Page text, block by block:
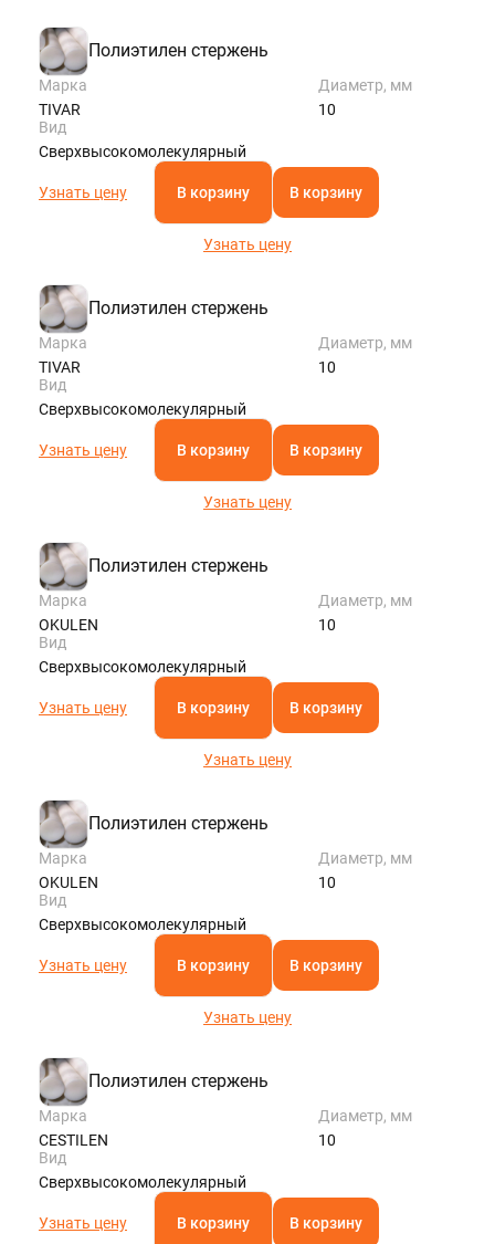
Полиэтилен стержень
Марка
TIVAR
Диаметр, мм
10
Вид
Сверхвысокомолекулярный
Узнать цену В корзину В корзину
Узнать цену
Полиэтилен стержень
Марка
TIVAR
Диаметр, мм
10
Вид
Сверхвысокомолекулярный
Узнать цену В корзину В корзину
Узнать цену
Полиэтилен стержень
Марка
OKULEN
Диаметр, мм
10
Вид
Сверхвысокомолекулярный
Узнать цену В корзину В корзину
Узнать цену
Полиэтилен стержень
Марка
OKULEN
Диаметр, мм
10
Вид
Сверхвысокомолекулярный
Узнать цену В корзину В корзину
Узнать цену
Полиэтилен стержень
Марка
CESTILEN
Диаметр, мм
10
Вид
Сверхвысокомолекулярный
Узнать цену В корзину В корзину